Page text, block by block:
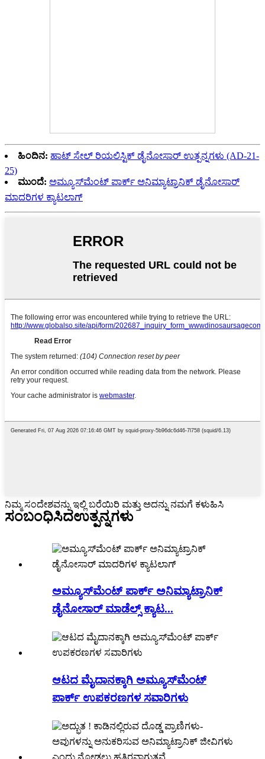
ಹಿಂದಿನ: ಹಾಟ್ ಸೇಲ್ ರಿಯಲಿಸ್ಟಿಕ್ ಡೈನೋಸಾರ್ ಉತ್ಪನ್ನಗಳು (AD-21-
25)
ಮುಂದೆ: ಅಮ್ಯೂಸ್‌ಮೆಂಟ್ ಪಾರ್ಕ್ ಅನಿಮ್ಯಾಟ್ರಾನಿಕ್ ಡೈನೋಸಾರ್
ಮಾದರಿಗಳ ಕ್ಯಾಟಲಾಗ್
ನಿಮ್ಮ ಸಂದೇಶವನ್ನು ಇಲ್ಲಿ ಬರೆಯಿರಿ ಮತ್ತು ಅದನ್ನು ನಮಗೆ ಕಳುಹಿಸಿ
ಸಂಬಂಧಿಸಿದಉತ್ಪನ್ನಗಳು
ಅಮ್ಯೂಸ್‌ಮೆಂಟ್ ಪಾರ್ಕ್ ಅನಿಮ್ಯಾಟ್ರಾನಿಕ್
ಡೈನೋಸಾರ್ ಮಾಡೆಲ್ಸ್ ಕ್ಯಾಟ...
ಆಟದ ಮೈದಾನಕ್ಕಾಗಿ ಅಮ್ಯೂಸ್‌ಮೆಂಟ್
ಪಾರ್ಕ್ ಉಪಕರಣಗಳ ಸವಾರಿಗಳು